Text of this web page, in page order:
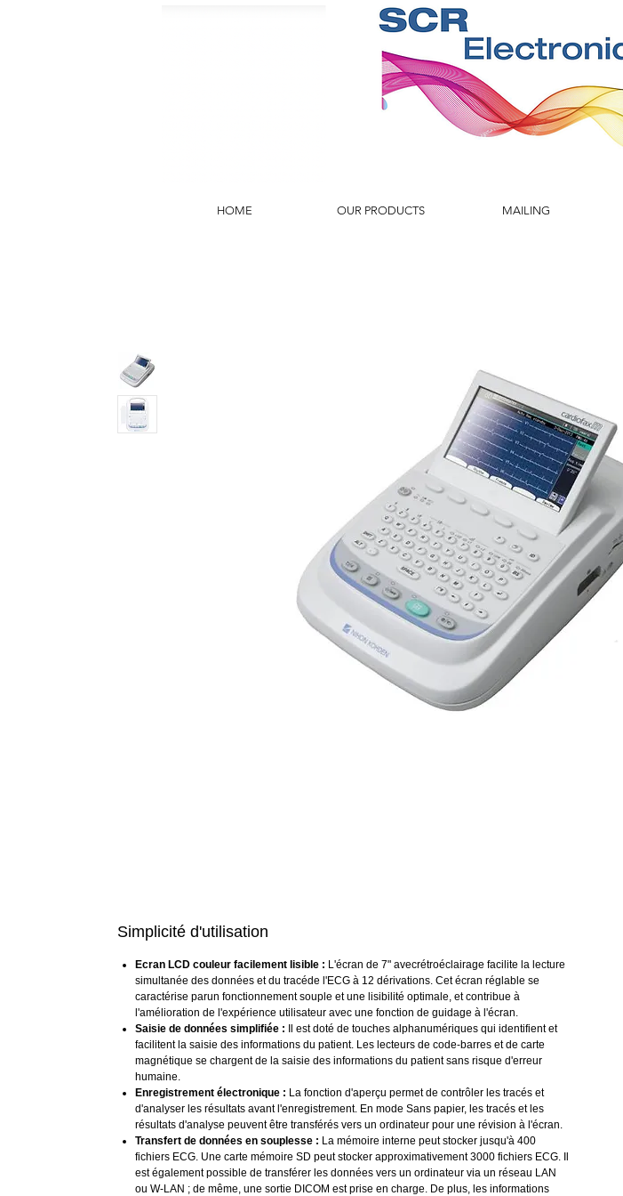
HOME OUR PRODUCTS MAILING
Simplicité d'utilisation
Ecran LCD couleur facilement lisible : L'écran de 7" avecrétroéclairage facilite la lecture
simultanée des données et du tracéde l'ECG à 12 dérivations. Cet écran réglable se
caractérise parun fonctionnement souple et une lisibilité optimale, et contribue à
l'amélioration de l'expérience utilisateur avec une fonction de guidage à l'écran.
Saisie de données simplifiée : Il est doté de touches alphanumériques qui identifient et
facilitent la saisie des informations du patient. Les lecteurs de code-barres et de carte
magnétique se chargent de la saisie des informations du patient sans risque d'erreur
humaine.
Enregistrement électronique : La fonction d'aperçu permet de contrôler les tracés et
d'analyser les résultats avant l'enregistrement. En mode Sans papier, les tracés et les
résultats d'analyse peuvent être transférés vers un ordinateur pour une révision à l'écran.
Transfert de données en souplesse : La mémoire interne peut stocker jusqu'à 400
fichiers ECG. Une carte mémoire SD peut stocker approximativement 3000 fichiers ECG. Il
est également possible de transférer les données vers un ordinateur via un réseau LAN
ou W-LAN ; de même, une sortie DICOM est prise en charge. De plus, les informations